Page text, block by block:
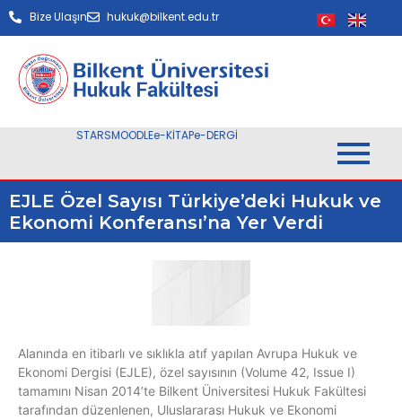
Bize Ulaşın hukuk@bilkent.edu.tr
STARSMOODLEe-KİTAPe-DERGİ
EJLE Özel Sayısı Türkiye’deki Hukuk ve
Ekonomi Konferansı’na Yer Verdi
Alanında en itibarlı ve sıklıkla atıf yapılan Avrupa Hukuk ve
Ekonomi Dergisi (EJLE), özel sayısının (Volume 42, Issue I)
tamamını Nisan 2014’te Bilkent Üniversitesi Hukuk Fakültesi
tarafından düzenlenen, Uluslararası Hukuk ve Ekonomi